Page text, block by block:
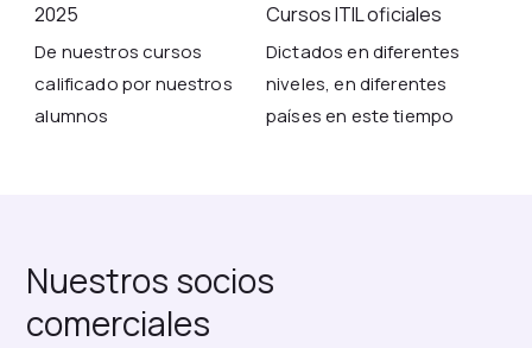
2025
De nuestros cursos
calificado por nuestros
alumnos
Cursos ITIL oficiales
Dictados en diferentes
niveles, en diferentes
países en este tiempo
Nuestros socios
comerciales